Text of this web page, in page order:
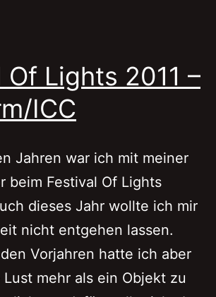
Of Lights 2011 –
ICC
Jahren war ich mit meiner
beim Festival Of Lights
dieses Jahr wollte ich mir
nicht entgehen lassen.
Vorjahren hatte ich aber
mehr als ein Objekt zu